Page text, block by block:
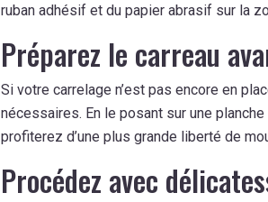
ruban adhésif et du papier abrasif sur la
Préparez le carreau
Si votre carrelage n’est pas encore en
nécessaires. En le posant sur une
profiterez d’une plus grande liberté de
Procédez avec